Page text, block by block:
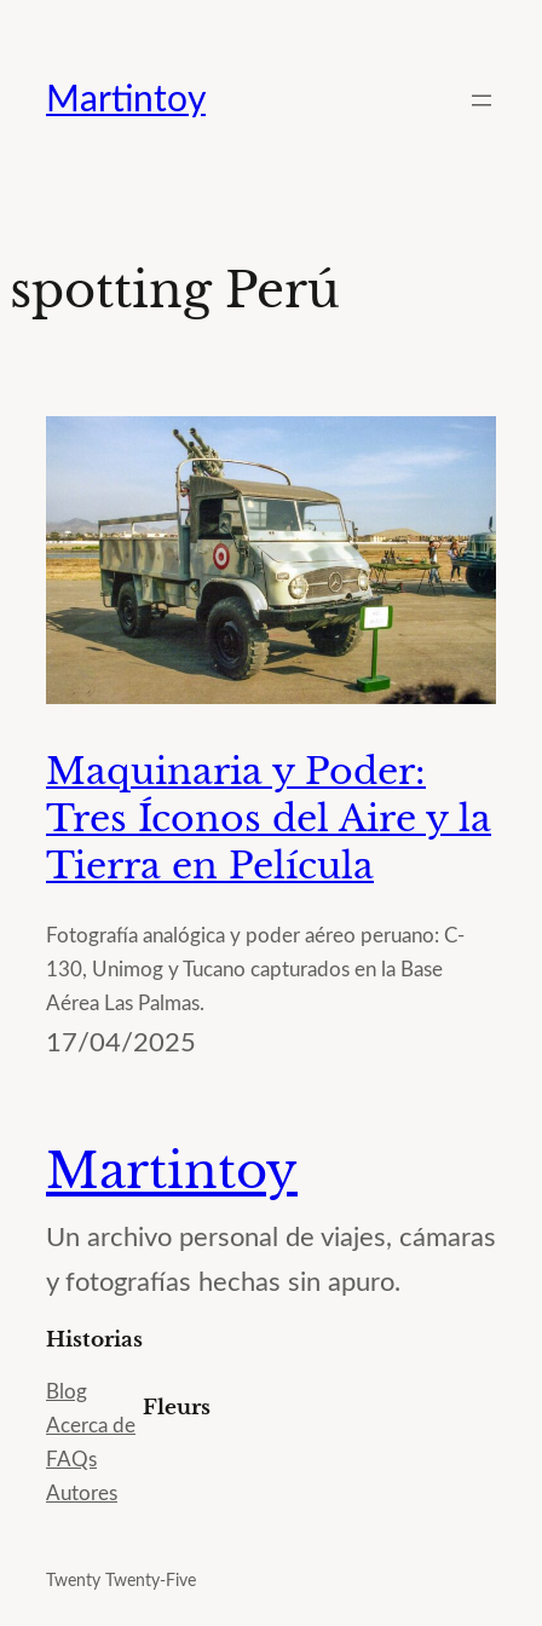
contenido
Martintoy
spotting Perú
Maquinaria y Poder:
Tres Íconos del Aire y la
Tierra en Película
Fotografía analógica y poder aéreo peruano: C-
130, Unimog y Tucano capturados en la Base
Aérea Las Palmas.
17/04/2025
Martintoy
Un archivo personal de viajes, cámaras
y fotografías hechas sin apuro.
Historias
Blog
Acerca de
FAQs
Autores
Fleurs
Twenty Twenty-Five